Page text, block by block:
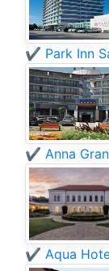
✔️ Park Inn
✔️ Anna
✔️ Aqua